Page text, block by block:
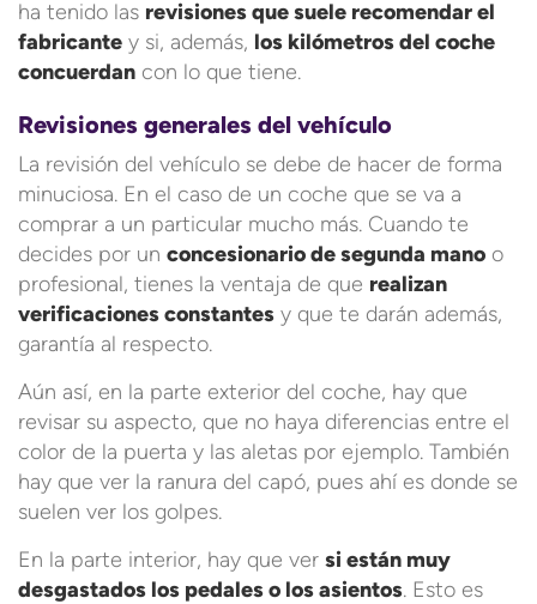
ha tenido las revisiones que suele recomendar el
fabricante y si, además, los kilómetros del coche
concuerdan con lo que tiene.
Revisiones generales del vehículo
La revisión del vehículo se debe de hacer de forma
minuciosa. En el caso de un coche que se va a
comprar a un particular mucho más. Cuando te
decides por un concesionario de segunda mano o
profesional, tienes la ventaja de que realizan
verificaciones constantes y que te darán además,
garantía al respecto.
Aún así, en la parte exterior del coche, hay que
revisar su aspecto, que no haya diferencias entre el
color de la puerta y las aletas por ejemplo. También
hay que ver la ranura del capó, pues ahí es donde se
suelen ver los golpes.
En la parte interior, hay que ver si están muy
desgastados los pedales o los asientos. Esto es